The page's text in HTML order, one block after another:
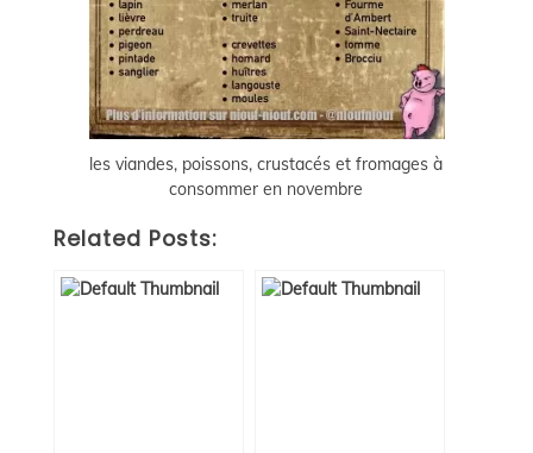
les viandes, poissons, crustacés et fromages à
consommer en novembre
Related Posts: